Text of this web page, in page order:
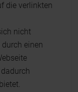
die verlinkten
nicht
einen